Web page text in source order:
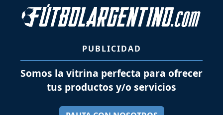
PUBLICIDAD
Somos la vitrina perfecta para ofrecer
tus productos y/o servicios